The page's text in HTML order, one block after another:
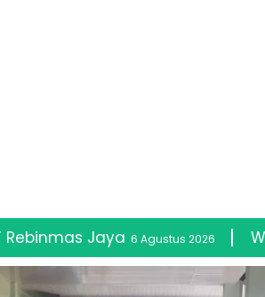
6 Agustus 2026 Wujudkan Hak